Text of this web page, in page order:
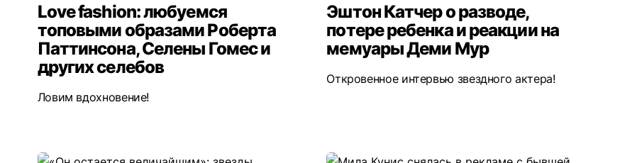
Love fashion: любуемся
топовыми образами Роберта
Паттинсона, Селены Гомес и
других селебов
Ловим вдохновение!
Эштон Катчер о разводе,
потере ребенка и реакции на
мемуары Деми Мур
Откровенное интервью звездного актера!